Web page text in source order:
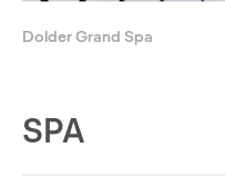
Dolder Grand Spa
SPA